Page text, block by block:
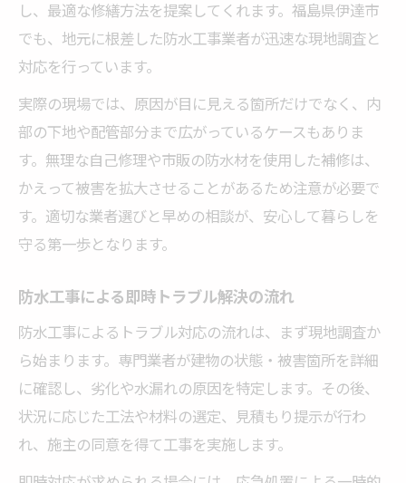
防水工事の保証内容は事前に確認を
メンテナンスで寿命が延びる防水工事
防水工事施工後の定期点検ポイント
万全な防水工事アフターサポートの選び方
防水工事トラブル解決の最前線を徹底解説
最新の防水工事トラブル解決事例紹介
防水工事で多いトラブルと対策の実際
防水工事専門家が語る解決のポイント
失敗しないための防水工事対応法まとめ
し、最適な修繕方法を提案してくれます。福島県伊達市
でも、地元に根差した防水工事業者が迅速な現地調査と
対応を行っています。
実際の現場では、原因が目に見える箇所だけでなく、内
部の下地や配管部分まで広がっているケースもありま
す。無理な自己修理や市販の防水材を使用した補修は、
かえって被害を拡大させることがあるため注意が必要で
す。適切な業者選びと早めの相談が、安心して暮らしを
守る第一歩となります。
防水工事による即時トラブル解決の流れ
防水工事によるトラブル対応の流れは、まず現地調査か
ら始まります。専門業者が建物の状態・被害箇所を詳細
に確認し、劣化や水漏れの原因を特定します。その後、
状況に応じた工法や材料の選定、見積もり提示が行わ
れ、施主の同意を得て工事を実施します。